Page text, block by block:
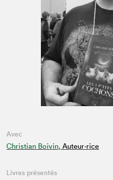
Avec
Christian Boivin, Auteur·rice
Livres présentés